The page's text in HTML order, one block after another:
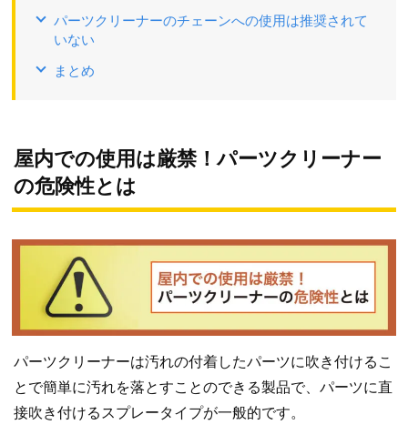
パーツクリーナーのチェーンへの使用は推奨されて
いない
まとめ
屋内での使用は厳禁！パーツクリーナー
の危険性とは
パーツクリーナーは汚れの付着したパーツに吹き付けるこ
とで簡単に汚れを落とすことのできる製品で、パーツに直
接吹き付けるスプレータイプが一般的です。